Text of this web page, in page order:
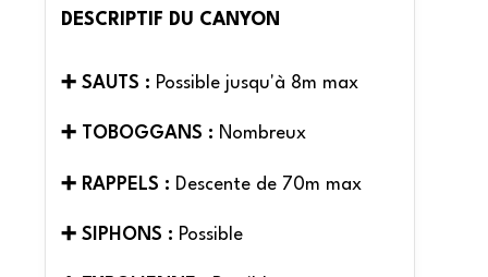
DESCRIPTIF DU CANYON
➕ SAUTS : Possible jusqu'à 8m max
➕ TOBOGGANS : Nombreux
➕ RAPPELS : Descente de 70m max
➕ SIPHONS : Possible